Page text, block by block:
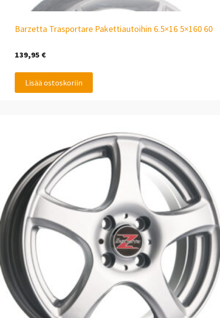
Barzetta Trasportare Pakettiautoihin 6.5×16 5×160 60
139,95 €
Lisää ostoskoriin